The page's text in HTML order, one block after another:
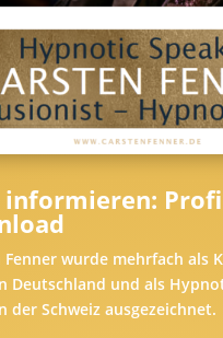
informieren:
Fenner wurde mehrfach als
Deutschland und als
der Schweiz ausgezeichnet.